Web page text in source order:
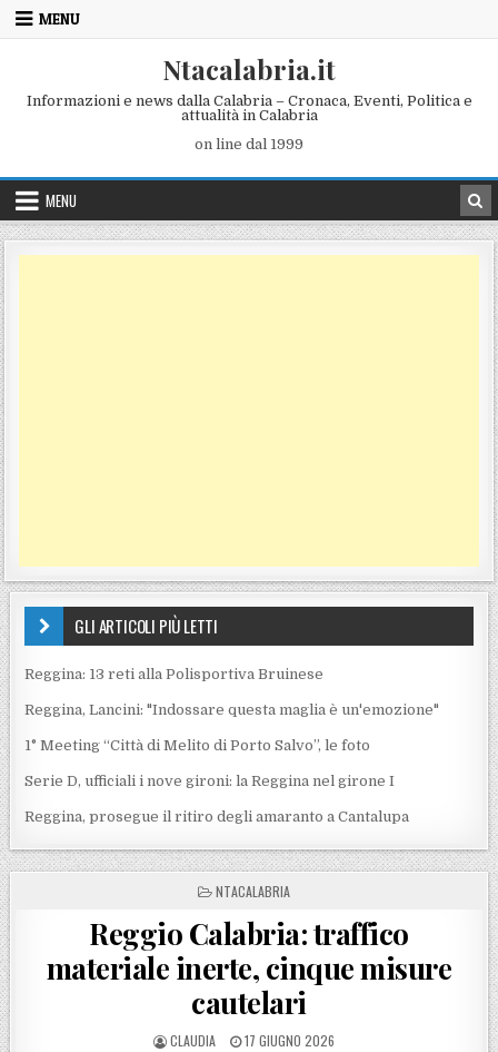
Skip to content
MENU
Ntacalabria.it
Informazioni e news dalla Calabria – Cronaca, Eventi, Politica e
attualità in Calabria
on line dal 1999
MENU
GLI ARTICOLI PIÙ LETTI
Reggina: 13 reti alla Polisportiva Bruinese
Reggina, Lancini: "Indossare questa maglia è un'emozione"
1° Meeting “Città di Melito di Porto Salvo”, le foto
Serie D, ufficiali i nove gironi: la Reggina nel girone I
Reggina, prosegue il ritiro degli amaranto a Cantalupa
POSTED IN
NTACALABRIA
Reggio Calabria: traffico
materiale inerte, cinque misure
cautelari
POSTED BY
CLAUDIA POSTED ON
17 GIUGNO 2026